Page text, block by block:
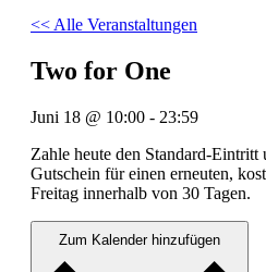
<< Alle Veranstaltungen
Two for One
Juni 18 @ 10:00 - 23:59
Zahle heute den Standard-Eintritt
Gutschein für einen erneuten,
Freitag innerhalb von 30 Tagen.